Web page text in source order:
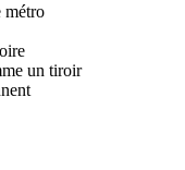
métro
un tiroir